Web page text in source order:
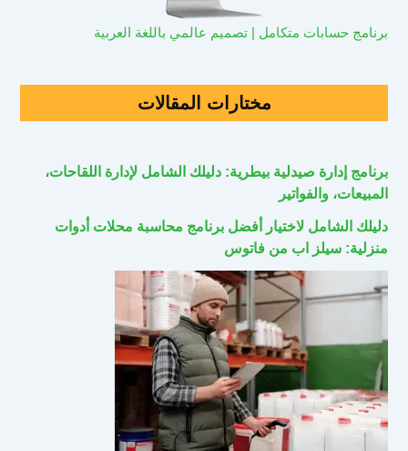
برنامج حسابات متكامل | تصميم عالمي باللغة العربية
مختارات المقالات
برنامج إدارة صيدلية بيطرية: دليلك الشامل لإدارة اللقاحات،
المبيعات، والفواتير
دليلك الشامل لاختيار أفضل برنامج محاسبة محلات أدوات
منزلية: سيلز اب من فاتوس